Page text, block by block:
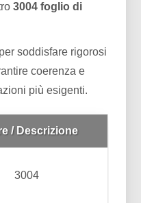
3004 foglio di
soddisfare rigorosi
coerenza e
più esigenti.
/ Descrizione
3004